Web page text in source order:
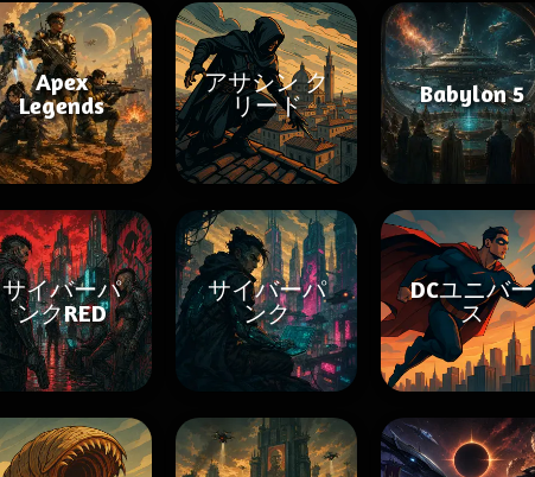
Apex
Legends
アサシン ク
リード
Babylon 5
サイバーパ
ンクRED
サイバーパ
ンク
DCユニバー
ス